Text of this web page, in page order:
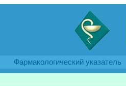
Фармакологический указатель